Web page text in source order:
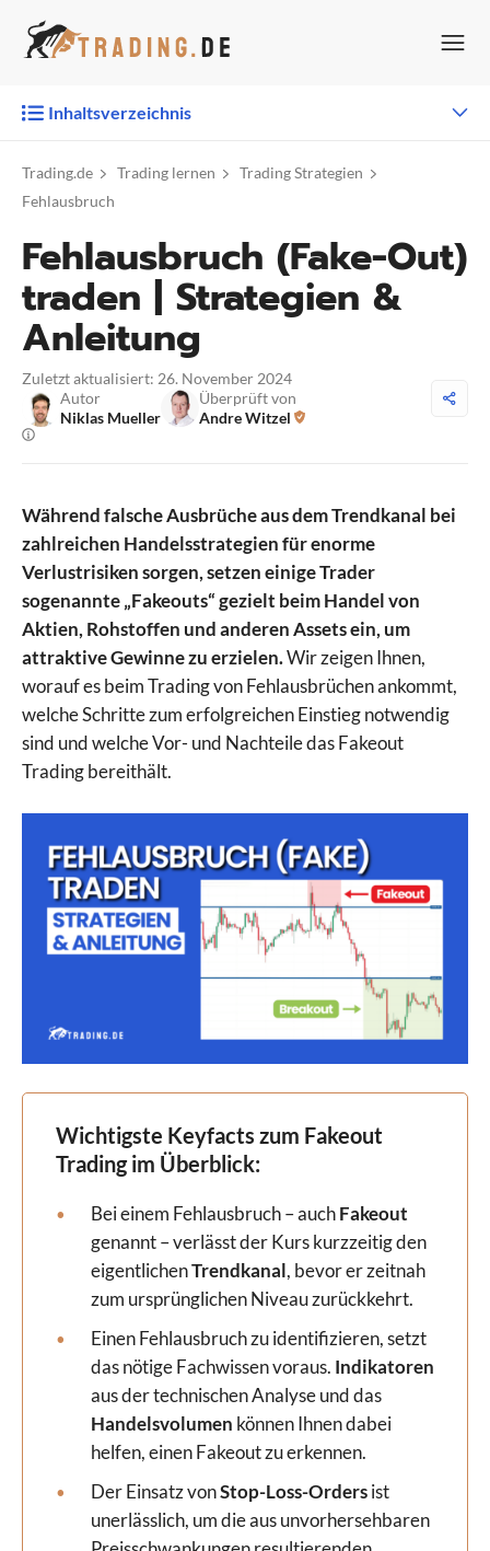
Inhalt
Inhaltsverzeichnis
Trading.de Trading lernen
Trading Strategien
Fehlausbruch
Fehlausbruch (Fake-Out)
traden | Strategien &
Anleitung
Zuletzt aktualisiert: 26. November 2024
Autor
Niklas Mueller
Überprüft von
Andre Witzel
Während falsche Ausbrüche aus dem Trendkanal bei
zahlreichen Handelsstrategien für enorme
Verlustrisiken sorgen, setzen einige Trader
sogenannte „Fakeouts“ gezielt beim Handel von
Aktien, Rohstoffen und anderen Assets ein, um
attraktive Gewinne zu erzielen.Wir zeigen Ihnen,
worauf es beim Trading von Fehlausbrüchen ankommt,
welche Schritte zum erfolgreichen Einstieg notwendig
sind und welche Vor- und Nachteile das Fakeout
Trading bereithält.
Wichtigste Keyfacts zum Fakeout
Trading im Überblick:
Bei einem Fehlausbruch – auchFakeout
genannt – verlässt der Kurs kurzzeitig den
eigentlichenTrendkanal, bevor er zeitnah
zum ursprünglichen Niveau zurückkehrt.
Einen Fehlausbruch zu identifizieren, setzt
das nötige Fachwissen voraus. Indikatoren
aus der technischen Analyse und das
Handelsvolumen können Ihnen dabei
helfen, einen Fakeout zu erkennen.
Der Einsatz vonStop-Loss-Ordersist
unerlässlich, um die aus unvorhersehbaren